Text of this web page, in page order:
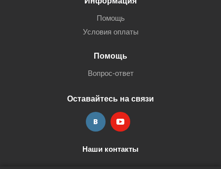
Помощь
Условия оплаты
Помощь
Вопрос-ответ
Оставайтесь на связи
Наши контакты